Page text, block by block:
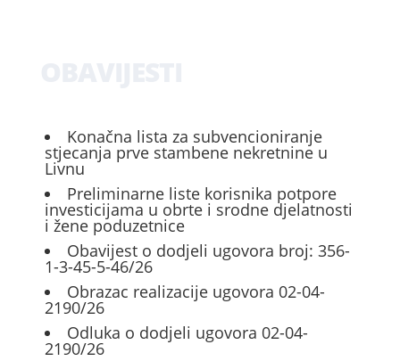
Konačna lista za subvencioniranje
stjecanja prve stambene nekretnine u
Livnu
Preliminarne liste korisnika potpore
investicijama u obrte i srodne djelatnosti
i žene poduzetnice
Obavijest o dodjeli ugovora broj: 356-
1-3-45-5-46/26
Obrazac realizacije ugovora 02-04-
2190/26
Odluka o dodjeli ugovora 02-04-
2190/26